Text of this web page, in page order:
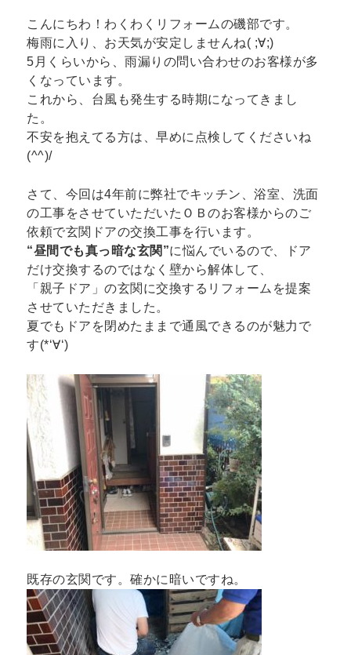
こんにちわ！わくわくリフォームの磯部です。
梅雨に入り、お天気が安定しませんね( ;∀;)
5月くらいから、雨漏りの問い合わせのお客様が多
くなっています。
これから、台風も発生する時期になってきまし
た。
不安を抱えてる方は、早めに点検してくださいね
(^^)/
さて、今回は4年前に弊社でキッチン、浴室、洗面
の工事をさせていただいたＯＢのお客様からのご
依頼で玄関ドアの交換工事を行います。
“昼間でも真っ暗な玄関”に悩んでいるので、ドア
だけ交換するのではなく壁から解体して、
「親子ドア」の玄関に交換するリフォームを提案
させていただきました。
夏でもドアを閉めたままで通風できるのが魅力で
す(*‘∀‘)
既存の玄関です。確かに暗いですね。